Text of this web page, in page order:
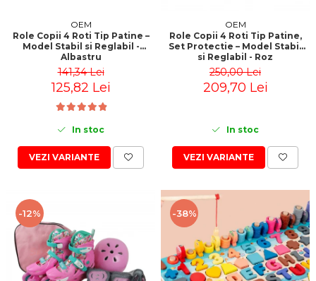
OEM
Role Copii 4 Roti Tip Patine –
Model Stabil si Reglabil -
Albastru
141,34 Lei
125,82 Lei
In stoc
VEZI VARIANTE
OEM
Role Copii 4 Roti Tip Patine,
Set Protectie – Model Stabil
si Reglabil - Roz
250,00 Lei
209,70 Lei
In stoc
VEZI VARIANTE
-12% -38%